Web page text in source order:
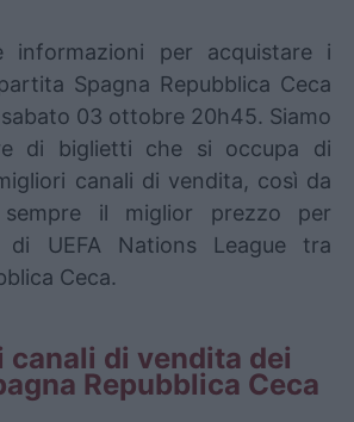
informazioni per acquistare i
Spagna Repubblica Ceca
03 ottobre 20h45. Siamo
di biglietti che si occupa di
canali di vendita, così da
il miglior prezzo per
UEFA Nations League tra
Ceca.
canali di vendita dei
Repubblica Ceca